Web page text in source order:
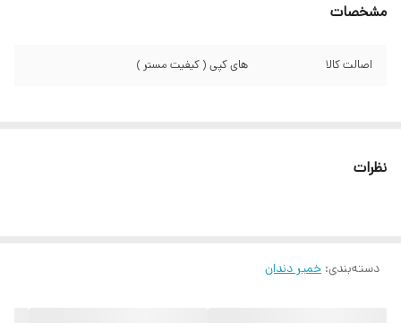
مشخصات
اصالت کالا های کپی ( کیفیت مستر )
نظرات
دسته‌بندی: خمیر دندان